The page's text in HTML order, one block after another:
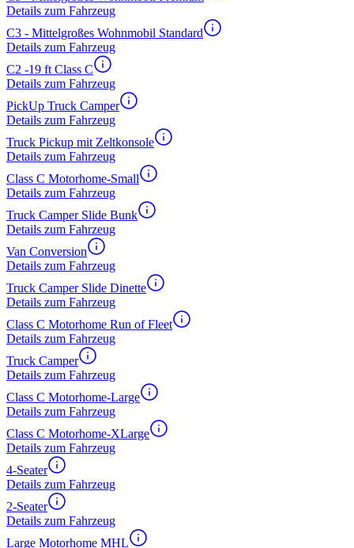
Details zum Fahrzeug
C3 - Mittelgroßes Wohnmobil Standard
Details zum Fahrzeug
C2 -19 ft Class C
Details zum Fahrzeug
PickUp Truck Camper
Details zum Fahrzeug
Truck Pickup mit Zeltkonsole
Details zum Fahrzeug
Class C Motorhome-Small
Details zum Fahrzeug
Truck Camper Slide Bunk
Details zum Fahrzeug
Van Conversion
Details zum Fahrzeug
Truck Camper Slide Dinette
Details zum Fahrzeug
Class C Motorhome Run of Fleet
Details zum Fahrzeug
Truck Camper
Details zum Fahrzeug
Class C Motorhome-Large
Details zum Fahrzeug
Class C Motorhome-XLarge
Details zum Fahrzeug
4-Seater
Details zum Fahrzeug
2-Seater
Details zum Fahrzeug
Large Motorhome MHL